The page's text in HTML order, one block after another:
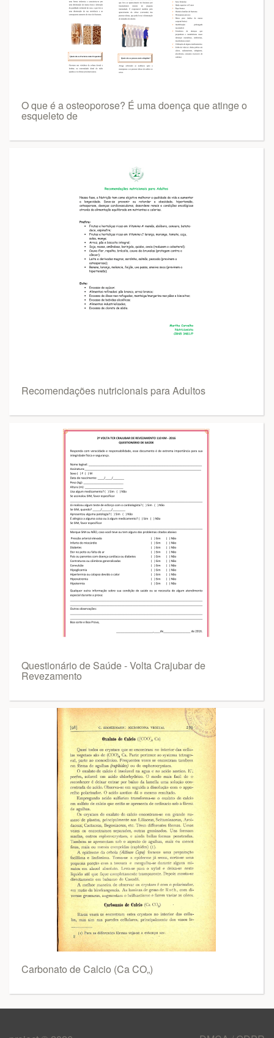
O que é a osteoporose? É uma doença que atinge o
esqueleto de
Recomendações nutricionais para Adultos
Questionário de Saúde - Volta Crajubar de
Revezamento
Carbonato de Calcio (Ca CO„)